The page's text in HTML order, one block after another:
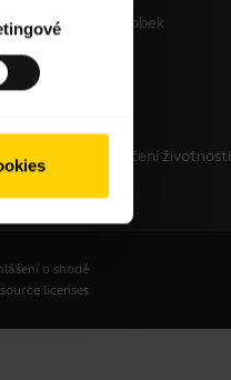
svůj výrobek
pro vývojáře
program
politika ukončení životnosti
o shodě
licenses